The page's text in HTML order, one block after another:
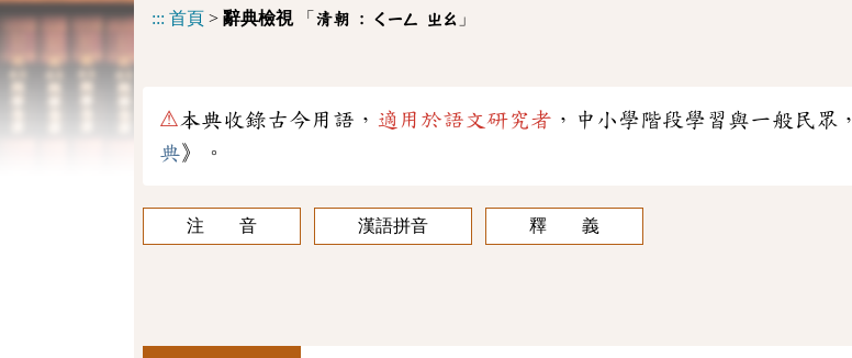
::: 首頁 > 辭典檢視「 清朝 : ㄑㄧㄥ ㄓㄠ 」
⚠本典收錄古今用語， 適用於語文研究者 ，中小學階段學習與一般民眾
典》。
注 音 漢語拼音 釋 義